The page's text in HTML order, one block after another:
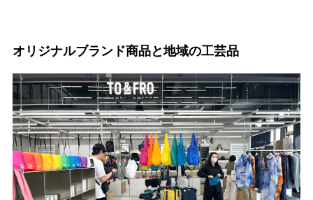
オリジナルブランド商品と地域の工芸品